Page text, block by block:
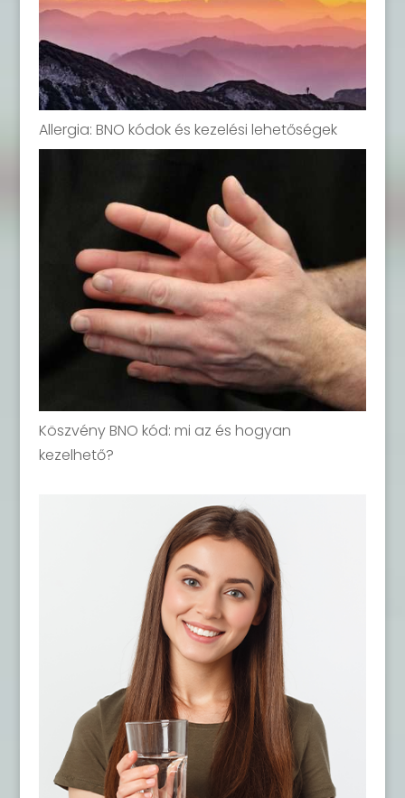
Allergia: BNO kódok és kezelési lehetőségek
Köszvény BNO kód: mi az és hogyan
kezelhető?